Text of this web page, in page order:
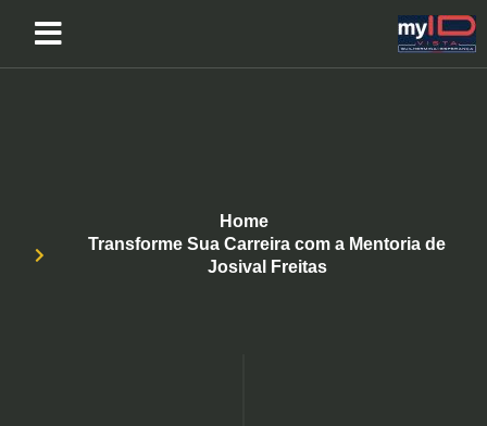
Home
Transforme Sua Carreira com a Mentoria de
Josival Freitas